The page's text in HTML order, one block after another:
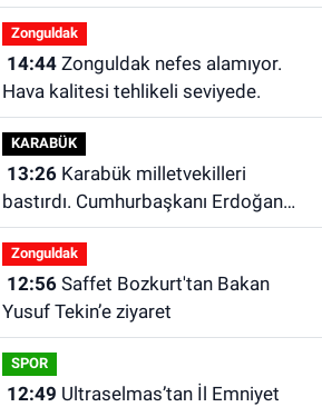
Zonguldak
14:44Zonguldak nefes alamıyor.
Hava kalitesi tehlikeli seviyede.
KARABÜK
13:26Karabük milletvekilleri
bastırdı. Cumhurbaşkanı Erdoğan
talimat verdi
Zonguldak
12:56Saffet Bozkurt'tan Bakan
Yusuf Tekin’e ziyaret
SPOR
12:49